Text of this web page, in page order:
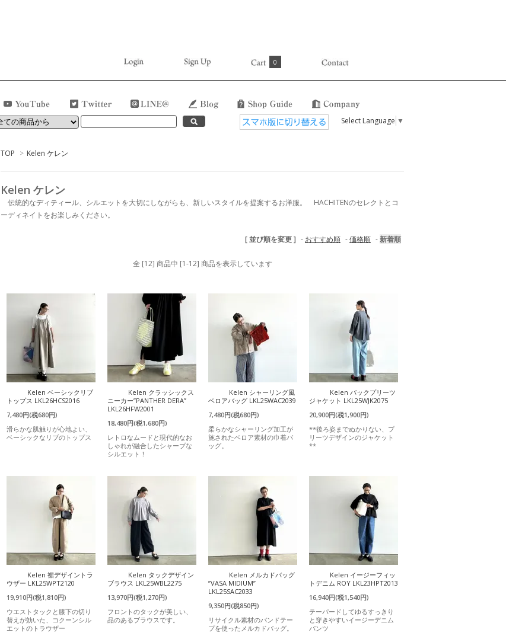
0
Select Language ▼
TOP > Kelen ケレン
Kelen ケレン
伝統的なディティール、シルエットを大切にしながらも、新しいスタイルを提案するお洋服。 HACHITENのセレクトとコ
ーディネイトをお楽しみください。
[ 並び順を変更 ] - おすすめ順 -価格順 -新着順
全 [12] 商品中 [1-12] 商品を表示しています
Kelen ベーシックリブ
トップス LKL26HCS2016
7,480円(税680円)
滑らかな肌触りが心地よい、
ベーシックなリブのトップス
Kelen クラッシックス
ニーカー”PANTHER DERA”
LKL26HFW2001
18,480円(税1,680円)
レトロなムードと現代的なお
しゃれが融合したシャープな
シルエット！
Kelen シャーリング風
ベロアバッグ LKL25WAC2039
7,480円(税680円)
柔らかなシャーリング加工が
施されたベロア素材の巾着バ
ッグ。
Kelen バックプリーツ
ジャケット LKL25WJK2075
20,900円(税1,900円)
**後ろ姿までぬかりない、プ
リーツデザインのジャケット
**
Kelen 裾デザイントラ
ウザー LKL25WPT2120
19,910円(税1,810円)
ウエストタックと膝下の切り
替えが効いた、コクーンシル
エットのトラウザー
Kelen タックデザイン
ブラウス LKL25WBL2275
13,970円(税1,270円)
フロントのタックが美しい、
品のあるブラウスです。
Kelen メルカドバッグ
”VASA MIDIUM”
LKL25SAC2033
9,350円(税850円)
リサイクル素材のバンドテー
プを使ったメルカドバッグ。
Kelen イージーフィッ
トデニム ROY LKL23HPT2013
16,940円(税1,540円)
テーパードしてゆるすっきり
と穿きやすいイージーデニム
パンツ